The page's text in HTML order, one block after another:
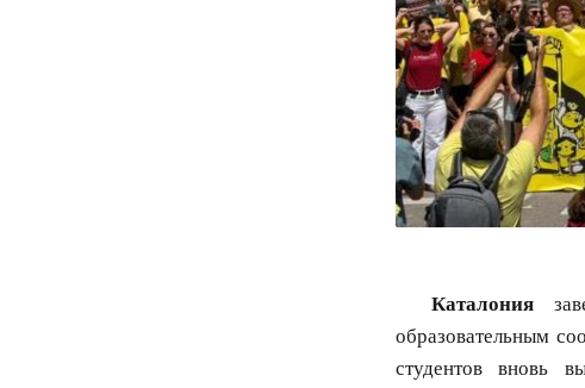
Каталония
образовательным
студентов вновь